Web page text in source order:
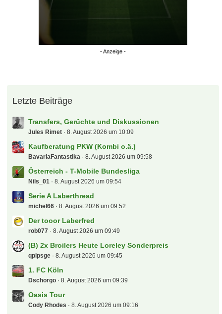
Letzte Beiträge
Transfers, Gerüchte und Diskussionen
Jules Rimet 8. August 2026 um 10:09
Kaufberatung PKW (Kombi o.ä.)
BavariaFantastika 8. August 2026 um 09:58
Österreich - T-Mobile Bundesliga
Nils_01 8. August 2026 um 09:54
Serie A Laberthread
michel66 8. August 2026 um 09:52
Der tooor Laberfred
rob077 8. August 2026 um 09:49
(B) 2x Broilers Heute Loreley Sonderpreis
qpipsge 8. August 2026 um 09:45
1. FC Köln
Dschorgo 8. August 2026 um 09:39
Oasis Tour
Cody Rhodes 8. August 2026 um 09:16